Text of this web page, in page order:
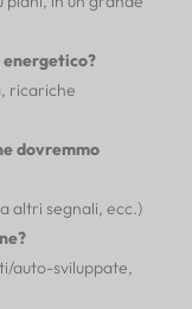
energetico?
ricariche
dovremmo
altri segnali, ecc.)
auto-sviluppate,